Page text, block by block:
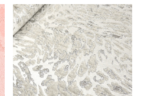
820,00 RSD.